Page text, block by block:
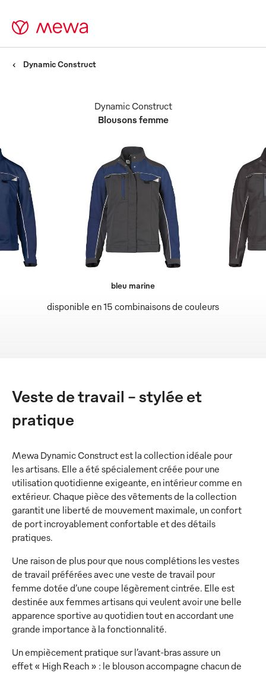
Dynamic Construct
Blousons femme
Dynamic Construct
disponible en 15 combinaisons de couleurs
bleu marine
Veste de travail - stylée et
pratique
Mewa Dynamic Construct est la collection idéale pour
les artisans. Elle a été spécialement créée pour une
utilisation quotidienne exigeante, en intérieur comme en
extérieur. Chaque pièce des vêtements de la collection
garantit une liberté de mouvement maximale, un confort
de port incroyablement confortable et des détails
pratiques.
Une raison de plus pour que nous complétions les vestes
de travail préférées avec une veste de travail pour
femme dotée d’une coupe légèrement cintrée. Elle est
destinée aux femmes artisans qui veulent avoir une belle
apparence sportive au quotidien tout en accordant une
grande importance à la fonctionnalité.
Un empiècement pratique sur l’avant-bras assure un
effet « High Reach » : le blouson accompagne chacun de